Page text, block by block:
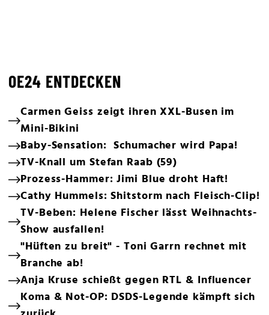
OE24 ENTDECKEN
Carmen Geiss zeigt ihren XXL-Busen im
Mini-Bikini
Baby-Sensation: Schumacher wird Papa!
TV-Knall um Stefan Raab (59)
Prozess-Hammer: Jimi Blue droht Haft!
Cathy Hummels: Shitstorm nach Fleisch-Clip!
TV-Beben: Helene Fischer lässt Weihnachts-
Show ausfallen!
"Hüften zu breit" - Toni Garrn rechnet mit
Branche ab!
Anja Kruse schießt gegen RTL & Influencer
Koma & Not-OP: DSDS-Legende kämpft sich